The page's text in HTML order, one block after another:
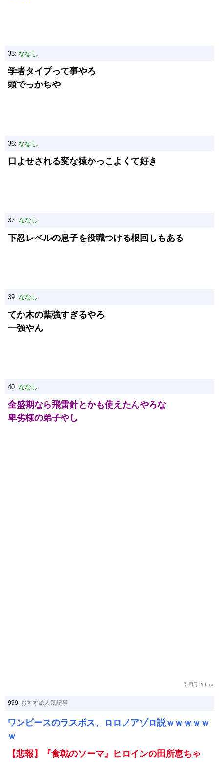
33: ななし
学者タイプって事やろ
頭でっかちや
36: ななし
口よせされる変な猿かっこよくて好き
37: ななし
下忍レベルの息子を役職つける根回しもある
39: ななし
てか木の葉強すぎるやろ
一強やん
40: ななし
全盛期なら飛雷針とかも使えたんやろな
卑劣様の弟子やし
引用元:2ch.sc
999: おすすめ人気記事
ワンピースのラスボス、ロロノアゾロ説ｗｗｗｗｗ
ｗ
【悲報】『食戟のソーマ』ヒロインの田所恵ちゃ